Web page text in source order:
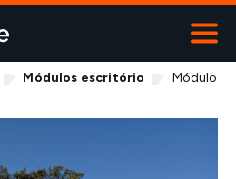
Módulos escritório
Módulo